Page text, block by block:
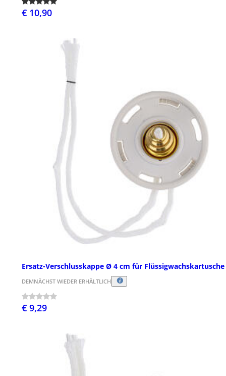
€ 10,90
Ersatz-Verschlusskappe Ø 4 cm für Flüssigwachskartusche
DEMNÄCHST WIEDER ERHÄLTLICH
€ 9,29